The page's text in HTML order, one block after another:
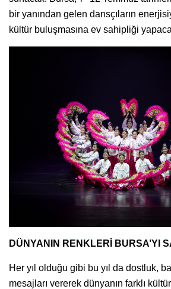
bir yanından gelen dansçıların
kültür buluşmasına ev sahipliği
DÜNYANIN RENKLERİ BURSA’YI
Her yıl olduğu gibi bu yıl da dostluk,
mesajları vererek dünyanın farklı